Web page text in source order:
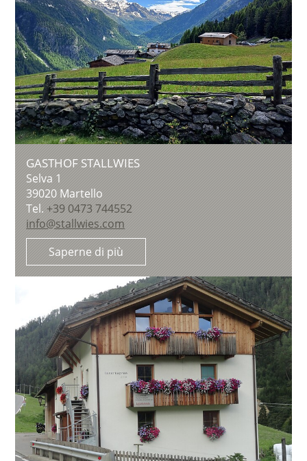
GASTHOF STALLWIES
Selva 1
39020 Martello
Tel.+39 0473 744552
info@stallwies.com
Saperne di più